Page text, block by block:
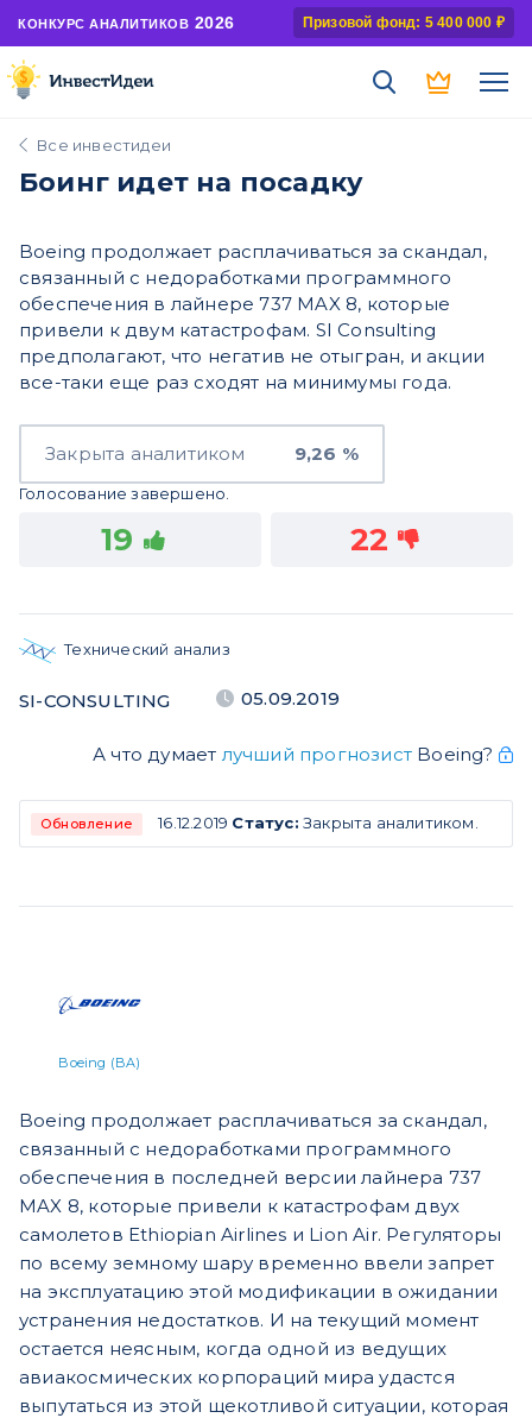
КОНКУРС АНАЛИТИКОВ 2026 Призовой фонд: 5 400 000 ₽
Все инвестидеи
Боинг идет на посадку
Boeing продолжает расплачиваться за скандал,
связанный с недоработками программного
обеспечения в лайнере 737 MAX 8, которые
привели к двум катастрофам. SI Consulting
предполагают, что негатив не отыгран, и акции
все-таки еще раз сходят на минимумы года.
Закрыта аналитиком 9,26 %
Голосование завершено.
19 22
Технический анализ
SI-CONSULTING 05.09.2019
А что думает лучший прогнозистBoeing?
Обновление 16.12.2019 Статус: Закрыта аналитиком.
Boeing (BA)
Boeing продолжает расплачиваться за скандал,
связанный с недоработками программного
обеспечения в последней версии лайнера 737
MAX 8, которые привели к катастрофам двух
самолетов Ethiopian Airlines и Lion Air. Регуляторы
по всему земному шару временно ввели запрет
на эксплуатацию этой модификации в ожидании
устранения недостатков. И на текущий момент
остается неясным, когда одной из ведущих
авиакосмических корпораций мира удастся
выпутаться из этой щекотливой ситуации, которая